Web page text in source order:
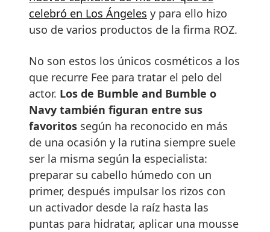
celebró en Los Ángeles y para ello hizo
uso de varios productos de la firma ROZ.
No son estos los únicos cosméticos a los
que recurre Fee para tratar el pelo del
actor. Los de Bumble and Bumble o
Navy también figuran entre sus
favoritos según ha reconocido en más
de una ocasión y la rutina siempre suele
ser la misma según la especialista:
preparar su cabello húmedo con un
primer, después impulsar los rizos con
un activador desde la raíz hasta las
puntas para hidratar, aplicar una mousse